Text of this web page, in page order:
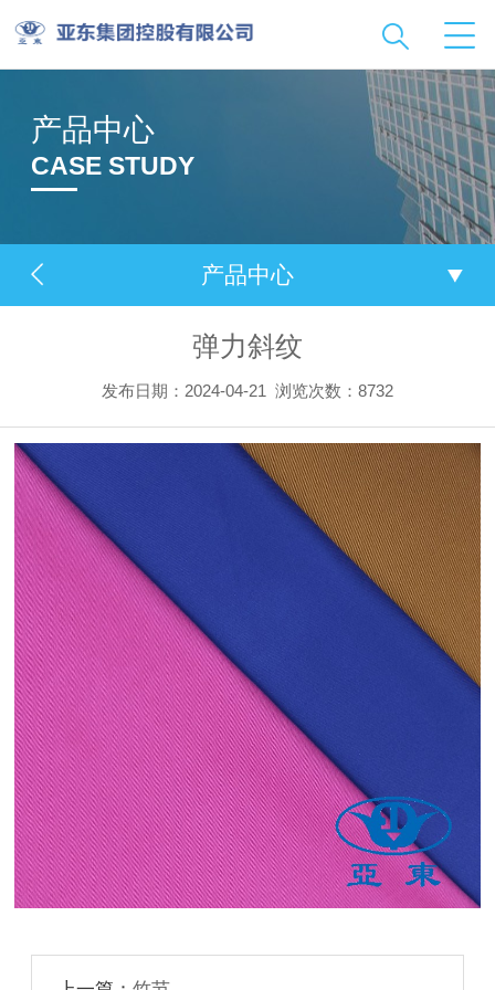
产品中心
CASE STUDY
产品中心
弹力斜纹
发布日期：2024-04-21 浏览次数：8732